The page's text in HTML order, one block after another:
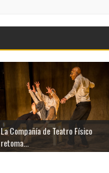
La Compañía de Teatro Físico
retoma...